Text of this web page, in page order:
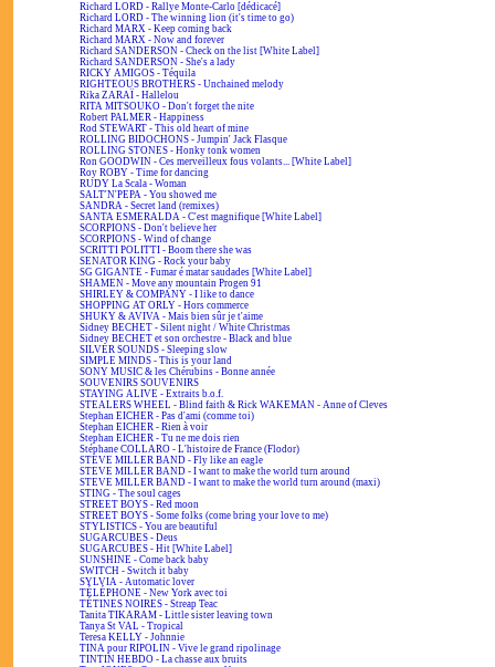
Richard LORD - Rallye Monte-Carlo [dédicacé]
Richard LORD - The winning lion (it's time to go)
Richard MARX - Keep coming back
Richard MARX - Now and forever
Richard SANDERSON - Check on the list [White Label]
Richard SANDERSON - She's a lady
RICKY AMIGOS - Téquila
RIGHTEOUS BROTHERS - Unchained melody
Rika ZARAÏ - Hallelou
RITA MITSOUKO - Don't forget the nite
Robert PALMER - Happiness
Rod STEWART - This old heart of mine
ROLLING BIDOCHONS - Jumpin' Jack Flasque
ROLLING STONES - Honky tonk women
Ron GOODWIN - Ces merveilleux fous volants... [White Label]
Roy ROBY - Time for dancing
RUDY La Scala - Woman
SALT'N'PEPA - You showed me
SANDRA - Secret land (remixes)
SANTA ESMERALDA - C'est magnifique [White Label]
SCORPIONS - Don't believe her
SCORPIONS - Wind of change
SCRITTI POLITTI - Boom there she was
SENATOR KING - Rock your baby
SG GIGANTE - Fumar é matar saudades [White Label]
SHAMEN - Move any mountain Progen 91
SHIRLEY & COMPANY - I like to dance
SHOPPING AT ORLY - Hors commerce
SHUKY & AVIVA - Mais bien sûr je t'aime
Sidney BECHET - Silent night / White Christmas
Sidney BECHET et son orchestre - Black and blue
SILVER SOUNDS - Sleeping slow
SIMPLE MINDS - This is your land
SONY MUSIC & les Chérubins - Bonne année
SOUVENIRS SOUVENIRS
STAYING ALIVE - Extraits b.o.f.
STEALERS WHEEL - Blind faith & Rick WAKEMAN - Anne of Cleves
Stephan EICHER - Pas d'ami (comme toi)
Stephan EICHER - Rien à voir
Stephan EICHER - Tu ne me dois rien
Stéphane COLLARO - L'histoire de France (Flodor)
STEVE MILLER BAND - Fly like an eagle
STEVE MILLER BAND - I want to make the world turn around
STEVE MILLER BAND - I want to make the world turn around (maxi)
STING - The soul cages
STREET BOYS - Red moon
STREET BOYS - Some folks (come bring your love to me)
STYLISTICS - You are beautiful
SUGARCUBES - Deus
SUGARCUBES - Hit [White Label]
SUNSHINE - Come back baby
SWITCH - Switch it baby
SYLVIA - Automatic lover
TÉLÉPHONE - New York avec toi
TÉTINES NOIRES - Streap Teac
Tanita TIKARAM - Little sister leaving town
Tanya St VAL - Tropical
Teresa KELLY - Johnnie
TINA pour RIPOLIN - Vive le grand ripolinage
TINTIN HEBDO - La chasse aux bruits